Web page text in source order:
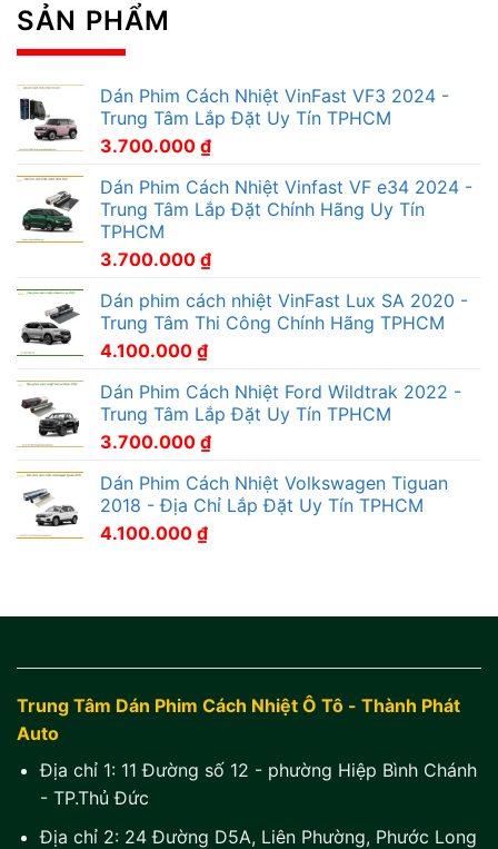
SẢN PHẨM
Dán Phim Cách Nhiệt VinFast VF3 2024 -
Trung Tâm Lắp Đặt Uy Tín TPHCM
3.700.000 ₫
Dán Phim Cách Nhiệt Vinfast VF e34 2024 -
Trung Tâm Lắp Đặt Chính Hãng Uy Tín
TPHCM
3.700.000 ₫
Dán phim cách nhiệt VinFast Lux SA 2020 -
Trung Tâm Thi Công Chính Hãng TPHCM
4.100.000 ₫
Dán Phim Cách Nhiệt Ford Wildtrak 2022 -
Trung Tâm Lắp Đặt Uy Tín TPHCM
3.700.000 ₫
Dán Phim Cách Nhiệt Volkswagen Tiguan
2018 - Địa Chỉ Lắp Đặt Uy Tín TPHCM
4.100.000 ₫
Trung Tâm Dán Phim Cách Nhiệt Ô Tô - Thành Phát
Auto
Địa chỉ 1: 11 Đường số 12 - phường Hiệp Bình Chánh
- TP.Thủ Đức
Địa chỉ 2: 24 Đường D5A, Liên Phường, Phước Long